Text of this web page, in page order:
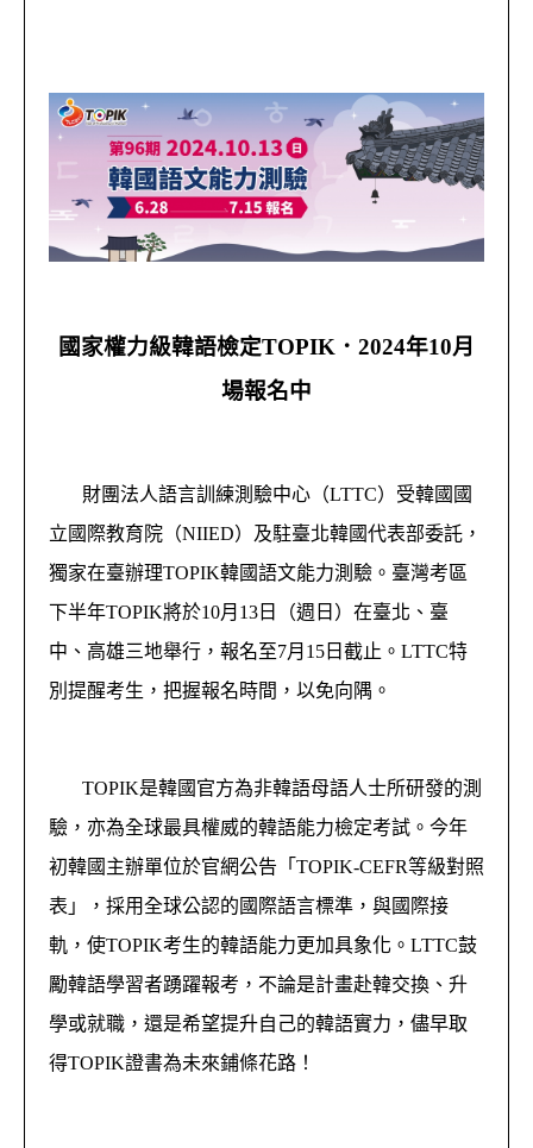
國家權力級韓語檢定TOPIK ． 2024年10月
場報名中
財團法人語言訓練測驗中心（LTTC）受韓國國
立國際教育院（NIIED）及駐臺北韓國代表部委託，
獨家在臺辦理TOPIK韓國語文能力測驗。臺灣考區
下半年TOPIK將於10月13日（週日）在臺北、臺
中、高雄三地舉行，報名至7月15日截止。LTTC特
別提醒考生，把握報名時間，以免向隅。
TOPIK是韓國官方為非韓語母語人士所研發的測
驗，亦為全球最具權威的韓語能力檢定考試。今年
初韓國主辦單位於官網公告「TOPIK-CEFR等級對照
表」，採用全球公認的國際語言標準，與國際接
軌，使TOPIK考生的韓語能力更加具象化。LTTC鼓
勵韓語學習者踴躍報考，不論是計畫赴韓交換、升
學或就職，還是希望提升自己的韓語實力，儘早取
得TOPIK證書為未來鋪條花路！